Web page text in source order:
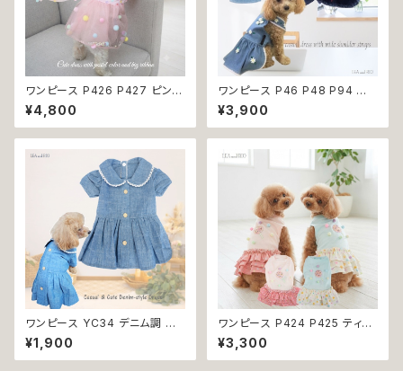
ワンピース P426 P427 ピンク
ホワイト ハンドメイド ビーズ 揺
れる リボン レース ドッグウェア
春夏 ドッグウエア ドッグ ウェア
プル 犬洋服 猫洋服 春 夏 洋服
女の子 男の子 小型 おしゃれ か
わいい 送料無料 返品交換不可
¥4,800
ワンピース P46 P48 P94 犬
服 フラワー デニム調 トップス ナ
チュラル ハンドメイド ブルー 青
花 パール風 ビーズ ドッグ ウェ
服 犬の服 犬洋服 洋服 女の子
小型 小型犬 猫 おしゃれ かわい
い 返品交換不可
¥3,900
ワンピース YC34 デニム調 紺
レース シンプル 女の子 春 夏
犬 犬服 小型 猫 服 洋服 ペット
dog ドッグウェア おしゃれ かわ
¥1,900
ワンピース P424 P425 ティア
ード ドット 水玉 ハンドメイド ド
ッグウェア 春夏 ドッグウエア ド
ッグ ウェア 犬 猫 ペット 服 犬服
¥3,300